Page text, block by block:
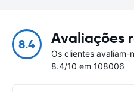
8.4 Avaliações
Os clientes avaliam-
8.4/10 em 108006